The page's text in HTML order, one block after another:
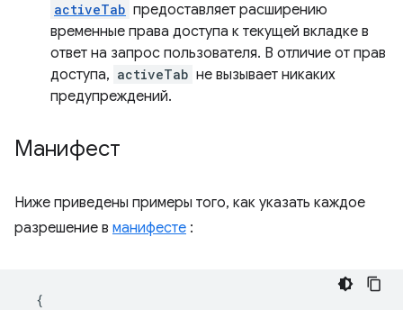
activeTab предоставляет расширению
временные права доступа к текущей вкладке в
ответ на запрос пользователя. В отличие от прав
доступа, activeTab не вызывает никаких
предупреждений.
Манифест
Ниже приведены примеры того, как указать каждое
разрешение в манифесте :
{